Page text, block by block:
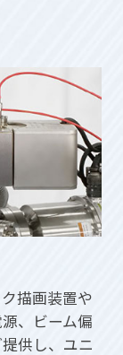
描画装置や
、ビーム偏
供し、ユニ